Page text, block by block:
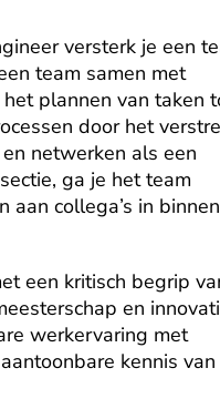
versterk je een
team samen met
plannen van taken
door het
netwerken als een
ga je het team
aan collega’s in
een kritisch begrip
en
werkervaring met
kennis van